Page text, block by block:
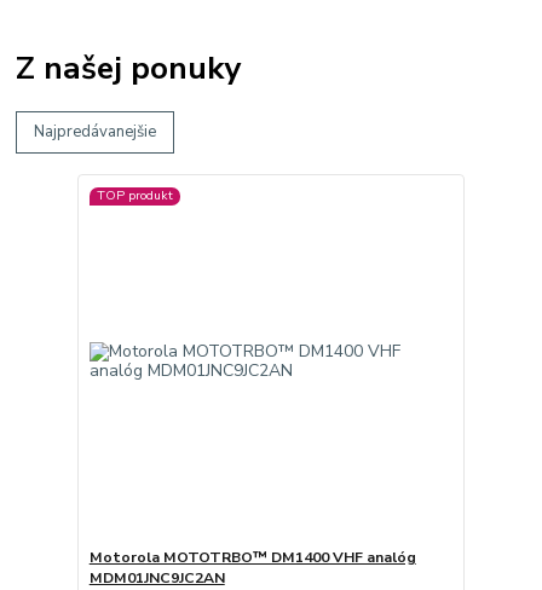
Z našej ponuky
Najpredávanejšie
TOP produkt
Motorola MOTOTRBO™ DM1400 VHF analóg
MDM01JNC9JC2AN